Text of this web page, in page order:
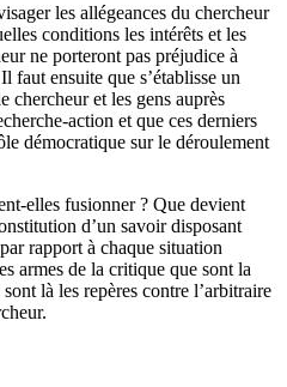
les allégeances du chercheur
conditions les intérêts et les
ne porteront pas préjudice à
faut ensuite que s’établisse un
chercheur et les gens auprès
action et que ces derniers
démocratique sur le déroulement
elles fusionner ? Que devient
d’un savoir disposant
rapport à chaque situation
armes de la critique que sont la
là les repères contre l’arbitraire